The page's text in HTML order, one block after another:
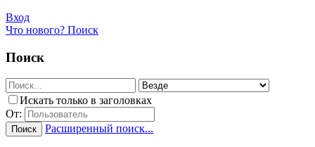
Вход
Что нового? Поиск
Поиск
Искать только в заголовках
От:
Поиск Расширенный поиск...